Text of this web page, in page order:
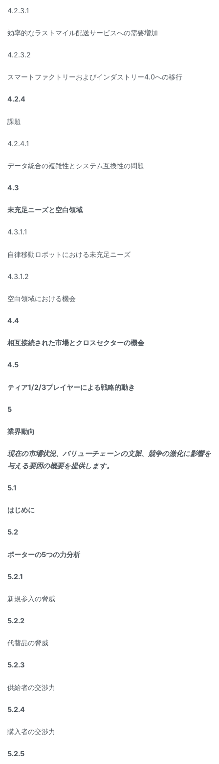
4.2.3.1
効率的なラストマイル配送サービスへの需要増加
4.2.3.2
スマートファクトリーおよびインダストリー4.0への移行
4.2.4
課題
4.2.4.1
データ統合の複雑性とシステム互換性の問題
4.3
未充足ニーズと空白領域
4.3.1.1
自律移動ロボットにおける未充足ニーズ
4.3.1.2
空白領域における機会
4.4
相互接続された市場とクロスセクターの機会
4.5
ティア1/2/3プレイヤーによる戦略的動き
5
業界動向
現在の市場状況、バリューチェーンの文脈、競争の激化に影響を
与える要因の概要を提供します。
5.1
はじめに
5.2
ポーターの5つの力分析
5.2.1
新規参入の脅威
5.2.2
代替品の脅威
5.2.3
供給者の交渉力
5.2.4
購入者の交渉力
5.2.5